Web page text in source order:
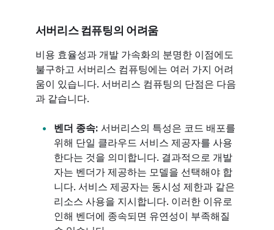
서버리스 컴퓨팅의 어려움
비용 효율성과 개발 가속화의 분명한 이점에도
불구하고 서버리스 컴퓨팅에는 여러 가지 어려
움이 있습니다. 서버리스 컴퓨팅의 단점은 다음
과 같습니다.
벤더 종속: 서버리스의 특성은 코드 배포를
위해 단일 클라우드 서비스 제공자를 사용
한다는 것을 의미합니다. 결과적으로 개발
자는 벤더가 제공하는 모델을 선택해야 합
니다. 서비스 제공자는 동시성 제한과 같은
리소스 사용을 지시합니다. 이러한 이유로
인해 벤더에 종속되면 유연성이 부족해질